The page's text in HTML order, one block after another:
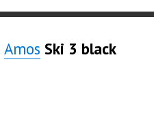
Amos Ski 3 black